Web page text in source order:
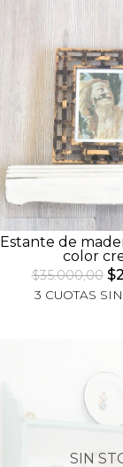
Estante de
color
$35.000,00
3 CUOTAS
SIN